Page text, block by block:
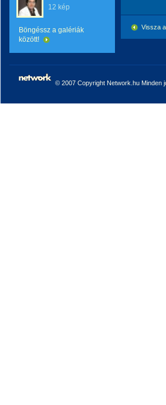
12 kép
Böngéssz a galériák
között!
Vissza
© 2007 Copyright Network.hu Minden